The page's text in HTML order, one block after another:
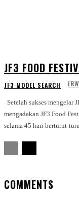
JF3 FOOD
JF3 MODEL SEARCH
mengadakan JF3 Food
selama 45 hari berturut-
COMMENTS